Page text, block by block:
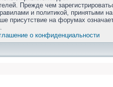
Прежде чем
и политикой, принятыми на
присутствие на форумах
о конфиденциальности